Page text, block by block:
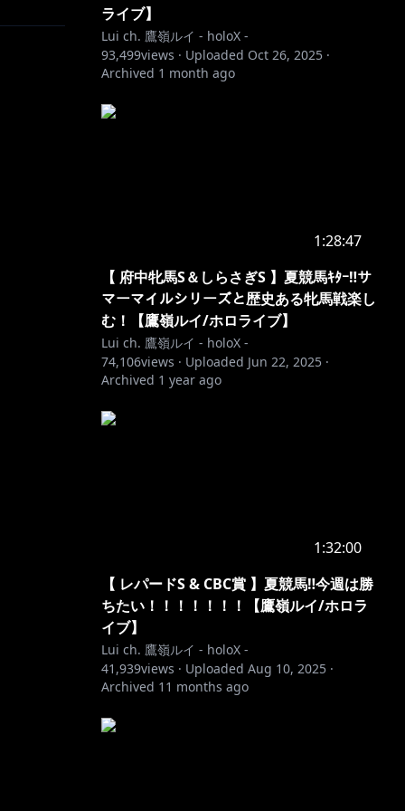
ライブ】
Lui ch. 鷹嶺ルイ - holoX -
93,499views · Uploaded Oct 26, 2025 ·
Archived 1 month ago
1:28:47
【 府中牝馬S＆しらさぎS 】夏競馬ｷﾀｰ‼サ
マーマイルシリーズと歴史ある牝馬戦楽し
む！【鷹嶺ルイ/ホロライブ】
Lui ch. 鷹嶺ルイ - holoX -
74,106views · Uploaded Jun 22, 2025 ·
Archived 1 year ago
1:32:00
【 レパードS & CBC賞 】夏競馬‼今週は勝
ちたい！！！！！！！【鷹嶺ルイ/ホロラ
イブ】
Lui ch. 鷹嶺ルイ - holoX -
41,939views · Uploaded Aug 10, 2025 ·
Archived 11 months ago